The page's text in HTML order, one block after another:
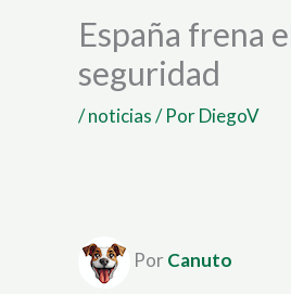
España frena
seguridad
/noticias/ PorDiegoV
Por Canuto